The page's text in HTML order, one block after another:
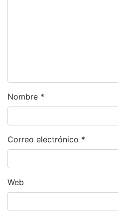
Nombre *
Correo electrónico *
Web